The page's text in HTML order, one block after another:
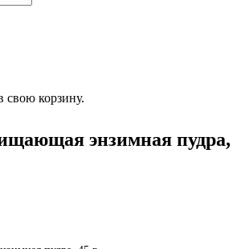
свою корзину.
энзимная пудра,